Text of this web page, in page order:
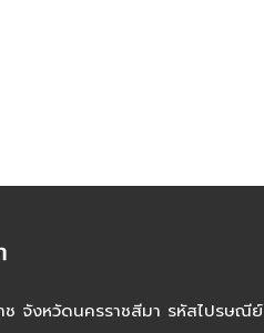
จังหวัดนครราชสีมา รหัสไปรษณีย์